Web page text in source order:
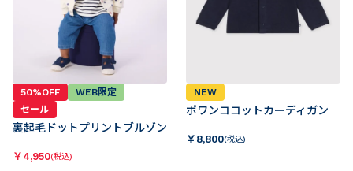
50%OFF
WEB限定
セール
裏起毛ドットプリントブルゾン
￥ 4,950(税込)
NEW
ポワンココットカーディガン
￥ 8,800(税込)